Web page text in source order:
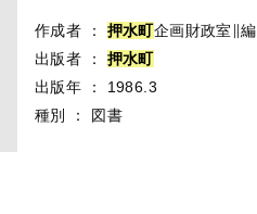
作成者 ： 押水町企画財政室∥編
出版者
： 押水町
出版年
：
1986.3
種別
： 図書